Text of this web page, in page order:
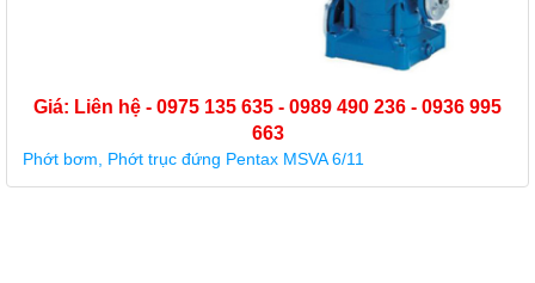
Giá: Liên hệ - 0975 135 635 - 0989 490 236 - 0936 995
663
Phớt bơm, Phớt trục đứng Pentax MSVA 6/11